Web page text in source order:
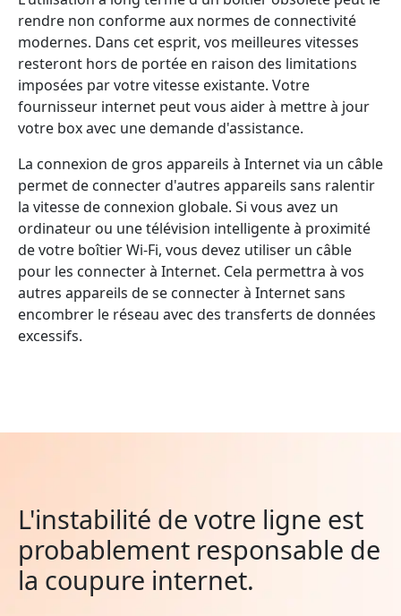
rendre non conforme aux normes de connectivité
modernes. Dans cet esprit, vos meilleures vitesses
resteront hors de portée en raison des limitations
imposées par votre vitesse existante. Votre
fournisseur internet peut vous aider à mettre à jour
votre box avec une demande d'assistance.
La connexion de gros appareils à Internet via un câble
permet de connecter d'autres appareils sans ralentir
la vitesse de connexion globale. Si vous avez un
ordinateur ou une télévision intelligente à proximité
de votre boîtier Wi-Fi, vous devez utiliser un câble
pour les connecter à Internet. Cela permettra à vos
autres appareils de se connecter à Internet sans
encombrer le réseau avec des transferts de données
excessifs.
L'instabilité de votre ligne est
probablement responsable de
la coupure internet.